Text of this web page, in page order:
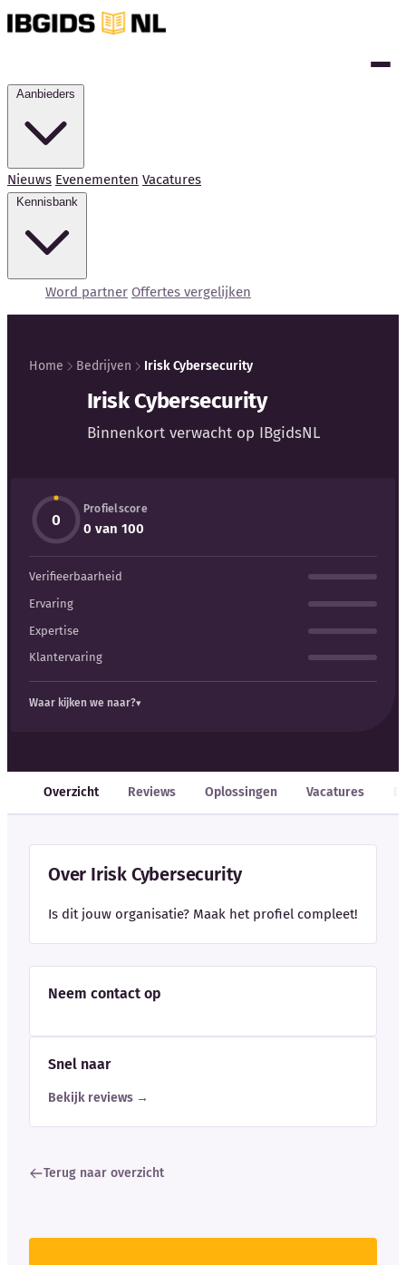
Nieuws Evenementen Vacatures
Word partner Offertes vergelijken
Blog
Bedrijfsupdates
Externe bronnen
Auteurs
Home Bedrijven Irisk Cybersecurity
Irisk Cybersecurity
Binnenkort verwacht op IBgidsNL
0
Profielscore
0 van 100
Verifieerbaarheid
Ervaring
Expertise
Klantervaring
Waar kijken we naar?
Overzicht Reviews Oplossingen Vacatures
Over Irisk Cybersecurity
Is dit jouw organisatie? Maak het profiel compleet!
Neem contact op
Snel naar
Bekijk reviews →
Terug naar overzicht